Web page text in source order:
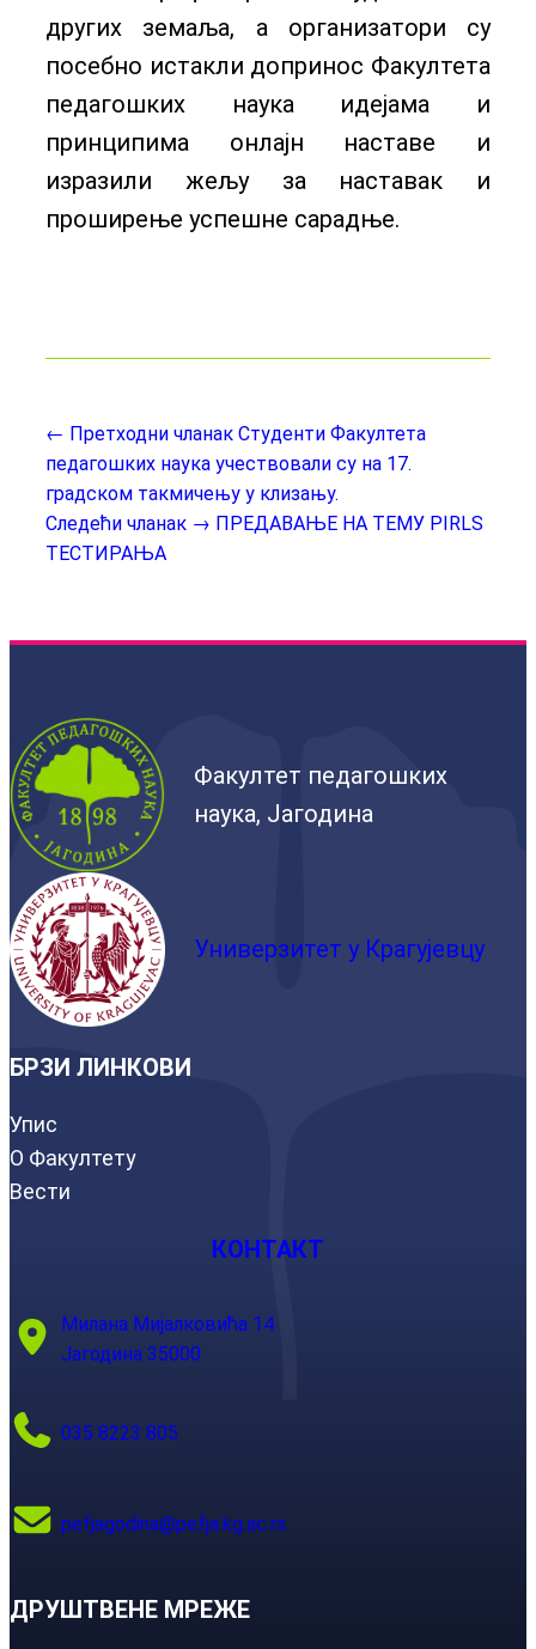
других земаља, а организатори су
посебно истакли допринос Факултета
педагошких наука идејама и
принципима онлајн наставе и
изразили жељу за наставак и
проширење успешне сарадње.
← Претходни чланак Студенти Факултета
педагошких наука учествовали су на 17.
градском такмичењу у клизању.
Следећи чланак → ПРЕДАВАЊЕ НА ТЕМУ PIRLS
ТЕСТИРАЊА
Факултет педагошких
наука, Јагодина
Универзитет у Крагујевцу
БРЗИ ЛИНКОВИ
Упис
О Факултету
Вести
КОНТАКТ
Милана Мијалковића 14
Јагодина 35000
035 8223 805
pefjagodina@pefja.kg.ac.rs
ДРУШТВЕНЕ МРЕЖЕ